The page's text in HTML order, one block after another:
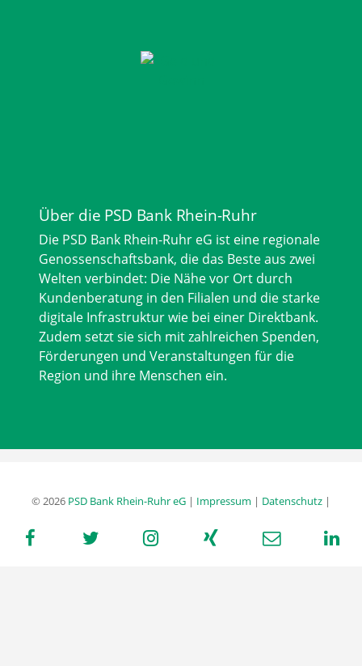
Über die PSD Bank Rhein-Ruhr
Die PSD Bank Rhein-Ruhr eG ist eine regionale
Genossenschaftsbank, die das Beste aus zwei
Welten verbindet: Die Nähe vor Ort durch
Kundenberatung in den Filialen und die starke
digitale Infrastruktur wie bei einer Direktbank.
Zudem setzt sie sich mit zahlreichen Spenden,
Förderungen und Veranstaltungen für die
Region und ihre Menschen ein.
© 2026 PSD Bank Rhein-Ruhr eG | Impressum | Datenschutz |